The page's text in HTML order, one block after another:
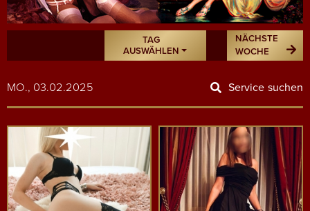
TAG
AUSWÄHLEN
NÄCHSTE
WOCHE
MO., 03.02.2025 Service suchen